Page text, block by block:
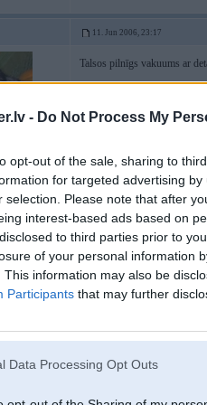
- Do Not Process My
opt-out of the sale, sharing to
for targeted advertising
selection. Please note that after
interest-based ads based on
to third parties prior to
of your personal information
This information may also be
Participants that may further
Data Processing Opt Outs
11. Jun 2006, 23:17
stāstu
Talsos pilnīgs vakuums ar
tagad vnk ir jautājums - vai
negribas pirkt tos flančus no
11. Jun 2006, 23:21
18. Jun 2006, 23:09